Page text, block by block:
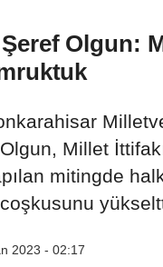
Olgun:
Millet
mitingde
2023 - 02:17